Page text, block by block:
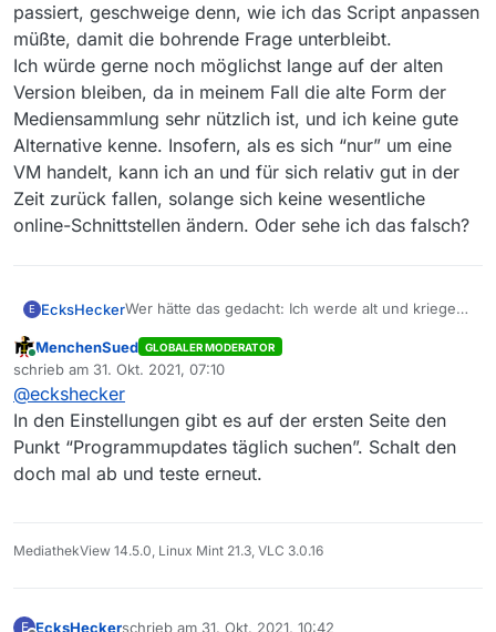
passiert, geschweige denn, wie ich das Script anpassen
müßte, damit die bohrende Frage unterbleibt.
Ich würde gerne noch möglichst lange auf der alten
Version bleiben, da in meinem Fall die alte Form der
Mediensammlung sehr nützlich ist, und ich keine gute
Alternative kenne. Insofern, als es sich “nur” um eine
VM handelt, kann ich an und für sich relativ gut in der
Zeit zurück fallen, solange sich keine wesentliche
online-Schnittstellen ändern. Oder sehe ich das falsch?
E EcksHeckerWer hätte das gedacht: Ich werde alt und kriege
helfen?
Bei mir läuft MV in einer virtuellen Maschine auf
Linux. Ich benutze noch immer die 13.7.1
“Mediensammlung durchsuchen” öfters benutze,
die seit der 13.8.0 fehlt. Also starte ich den
Launcher, der - nach meinem Verständnis - ein
Shell-Script startet, in dem schließlich die
werden soll. Und das muß in einem weiteren
möchte.
Online
MenchenSued GLOBALER MODERATOR
schrieb am 31. Okt. 2021, 07:10
zuletzt editiert von
@eckshecker
In den Einstellungen gibt es auf der ersten Seite den
Punkt “Programmupdates täglich suchen”. Schalt den
doch mal ab und teste erneut.
MediathekView 14.5.0, Linux Mint 21.3, VLC 3.0.16
E EcksHeckerschrieb am 31. Okt. 2021, 10:42